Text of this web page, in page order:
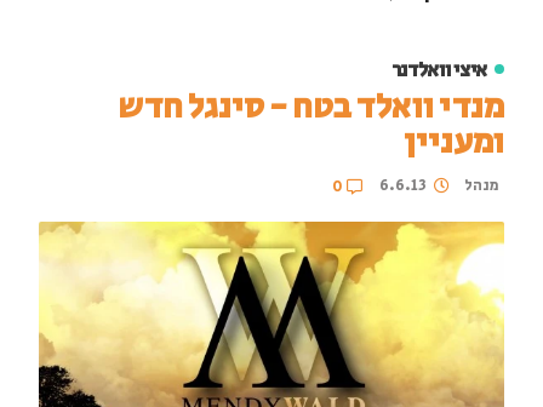
איצי וואלדנר
מנדי וואלד בטח - סינגל חדש
ומעניין
מנהל 6.6.13
0